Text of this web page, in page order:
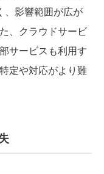
、影響範囲が広が
、クラウドサービ
サービスも利用す
定や対応がより難